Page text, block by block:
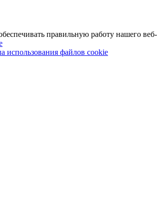
правильную работу нашего веб-
использования файлов cookie